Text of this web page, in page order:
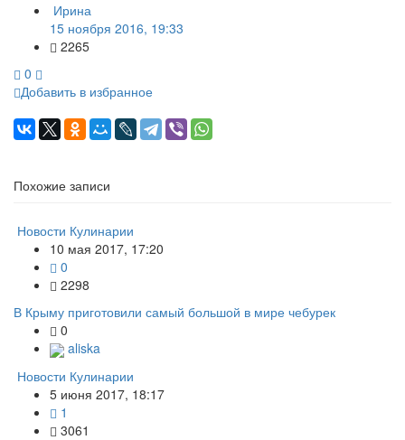
Ирина
15 ноября 2016, 19:33
2265
0
Добавить в избранное
Похожие записи
Новости Кулинарии
10 мая 2017, 17:20
0
2298
В Крыму приготовили самый большой в мире чебурек
0
aliska
Новости Кулинарии
5 июня 2017, 18:17
1
3061